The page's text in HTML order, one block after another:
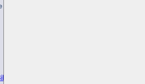
Creation & Technology by